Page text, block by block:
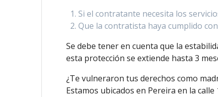
Si el contratante necesita los
Que la contratista haya cumplido
Se debe tener en cuenta que la
esta protección se extiende hasta 3
¿Te vulneraron tus derechos como
Estamos ubicados en Pereira en la calle